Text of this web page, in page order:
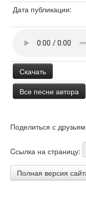
Дата публикации:
Скачать
Все песни автора
Поделиться с
Cсылка на страницу:
Полная версия